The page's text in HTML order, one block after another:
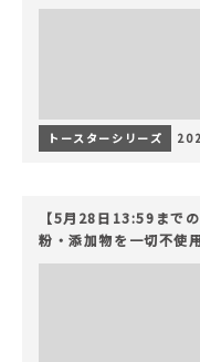
トースターシリーズ
【5月28日13:59まで
粉・添加物を一切不使
ツでヘルシーライフを